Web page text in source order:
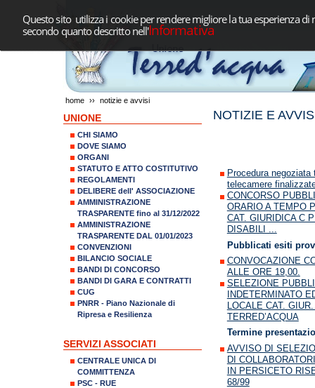
Questo sito utilizza i cookie per rendere migliore la tua esperienza
secondo quanto descritto nell'Informativa
home ›› notizie e avvisi
UNIONE
CHI SIAMO
DOVE SIAMO
ORGANI
STATUTO E ATTO COSTITUTIVO
REGOLAMENTI
DELIBERE dell' ASSOCIAZIONE
AMMINISTRAZIONE
TRASPARENTE fino al 31/12/2022
AMMINISTRAZIONE
TRASPARENTE DAL 01/01/2023
CONVENZIONI
BILANCIO SOCIALE
BANDI DI CONCORSO
BANDI DI GARA E CONTRATTI
CUG
PNRR - Piano Nazionale di
Ripresa e Resilienza
SERVIZI ASSOCIATI
CENTRALE UNICA DI
COMMITTENZA
PSC - RUE
NOTIZIE E
Procedura
telecamere
CONCORSO
ORARIO A TEMPO
CAT. GIURIDICA C
DISABILI ...
Pubblicati esiti
CONVOCAZIONE
ALLE ORE 19,00.
SELEZIONE
INDETERMINATO
LOCALE CAT.
TERRED’ACQUA
Termine
AVVISO DI
DI
IN PERSICETO
68/99